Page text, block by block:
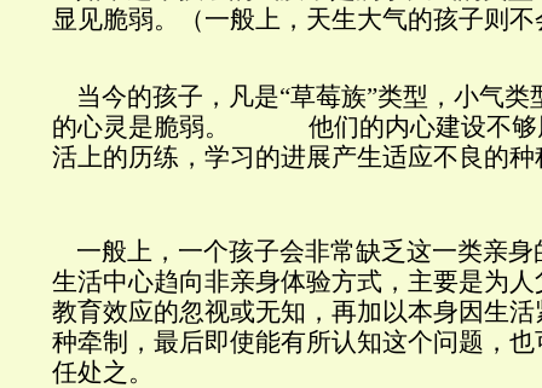
显见脆弱。（一般上，天生大气的孩子
当今的孩子，凡是“草莓族”类型，小气类
的心灵是脆弱。 他们的内心建设不够
活上的历练，学习的进展产生适应不良
一般上，一个孩子会非常缺乏这一类亲身
生活中心趋向非亲身体验方式，主要是为
教育效应的忽视或无知，再加以本身因生
种牵制，最后即使能有所认知这个问题，
任处之。